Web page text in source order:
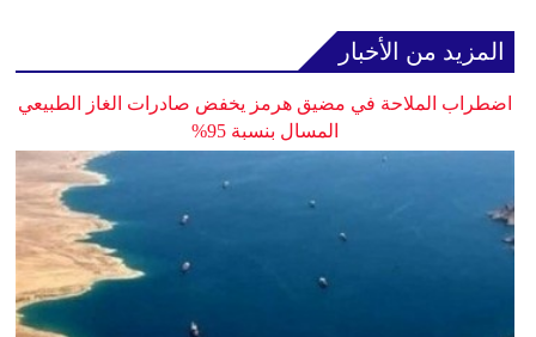
المزيد من الأخبار
اضطراب الملاحة في مضيق هرمز يخفض صادرات الغاز الطبيعي
المسال بنسبة 95%